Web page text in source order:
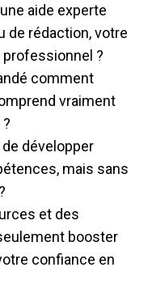
aide experte
de rédaction, votre
?
comment
vraiment
développer
mais sans
et des
booster
confiance en